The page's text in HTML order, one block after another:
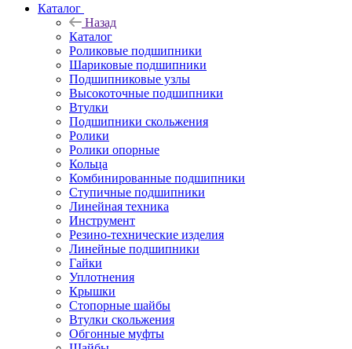
Каталог
Назад
Каталог
Роликовые подшипники
Шариковые подшипники
Подшипниковые узлы
Высокоточные подшипники
Втулки
Подшипники скольжения
Ролики
Ролики опорные
Кольца
Комбинированные подшипники
Ступичные подшипники
Линейная техника
Инструмент
Резино-технические изделия
Линейные подшипники
Гайки
Уплотнения
Крышки
Стопорные шайбы
Втулки скольжения
Обгонные муфты